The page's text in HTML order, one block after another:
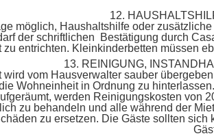
12.
möglich, Haushaltshilfe oder
der schriftlichen Bestätigung durch
zu entrichten. Kleinkinderbetten müssen
13. REINIGUNG,
wird vom Hausverwalter sauber
Wohneinheit in Ordnung zu
werden Reinigungskosten von
zu behandeln und alle während der
zu ersetzen. Die Gäste sollten